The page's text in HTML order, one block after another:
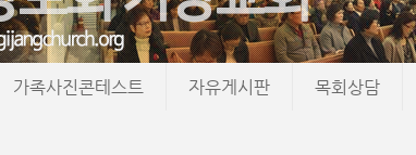
가족사진콘테스트 자유게시판 목회상담